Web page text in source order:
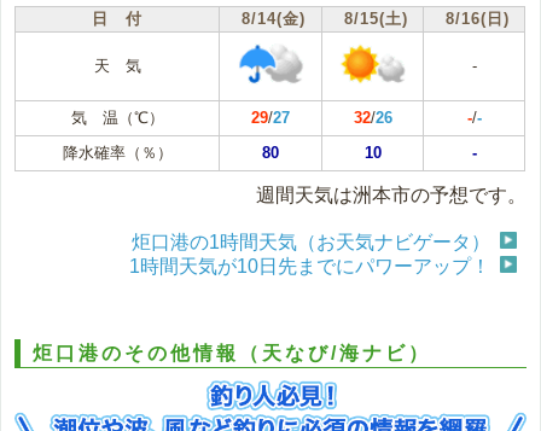
日 付 8/14(金) 8/15(土) 8/16(日)
天 気 -
気 温（℃） 29/27 32/26 -/-
降水確率（％）
80 10 -
週間天気は洲本市の予想です。
炬口港の1時間天気（お天気ナビゲータ）
1時間天気が10日先までにパワーアップ！
炬口港のその他情報（天なび/海ナビ）